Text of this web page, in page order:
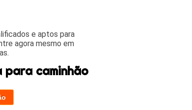
e aptos para
agora mesmo em
caminhão